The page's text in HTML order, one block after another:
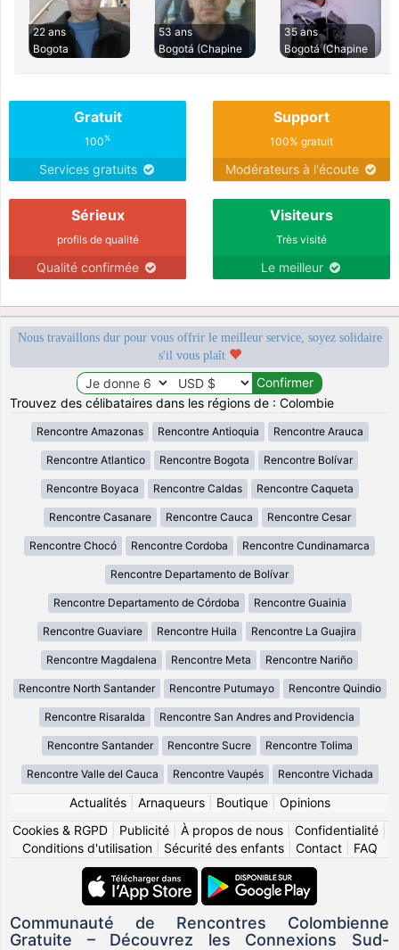
22 ans
Bogota
53 ans
Bogotá (Chapine
35 ans
Bogotá (Chapine
Gratuit
100%
Services gratuits
Support
100% gratuit
Modérateurs à l'écoute
Sérieux
profils de qualité
Qualité confirmée
Visiteurs
Très visité
Le meilleur
Nous travaillons dur pour vous offrir le meilleur service, soyez solidaire
s'il vous plaît
Trouvez des célibataires dans les régions de : Colombie
Rencontre Amazonas Rencontre Antioquia Rencontre Arauca
Rencontre Atlantico Rencontre Bogota Rencontre Bolívar
Rencontre Boyaca Rencontre Caldas Rencontre Caqueta
Rencontre Casanare Rencontre Cauca Rencontre Cesar
Rencontre Chocó Rencontre Cordoba Rencontre Cundinamarca
Rencontre Departamento de Bolívar
Rencontre Departamento de Córdoba Rencontre Guainia
Rencontre Guaviare Rencontre Huila Rencontre La Guajira
Rencontre Magdalena Rencontre Meta Rencontre Nariño
Rencontre North Santander Rencontre Putumayo Rencontre Quindio
Rencontre Risaralda Rencontre San Andres and Providencia
Rencontre Santander Rencontre Sucre Rencontre Tolima
Rencontre Valle del Cauca Rencontre Vaupés Rencontre Vichada
Actualités| Arnaqueurs| Boutique| Opinions
Cookies & RGPD
Publicité À propos de nous Confidentialité
Conditions d'utilisation| Sécurité des enfants| Contact| FAQ
Communauté de Rencontres Colombienne
Gratuite – Découvrez les Connexions Sud-